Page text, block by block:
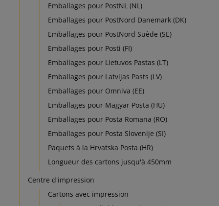
Emballages pour PostNL (NL)
Emballages pour PostNord Danemark (DK)
Emballages pour PostNord Suède (SE)
Emballages pour Posti (FI)
Emballages pour Lietuvos Pastas (LT)
Emballages pour Latvijas Pasts (LV)
Emballages pour Omniva (EE)
Emballages pour Magyar Posta (HU)
Emballages pour Posta Romana (RO)
Emballages pour Posta Slovenije (SI)
Paquets à la Hrvatska Posta (HR)
Longueur des cartons jusqu'à 450mm
Centre d'impression
Cartons avec impression